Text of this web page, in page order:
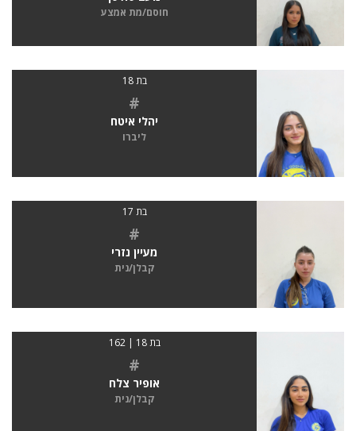
חוסם/מת אמצע
בת 18
#
יהלי איטח
ליברו
בת 17
#
מעיין נזרי
קבלן/נית
בת 18 | 162
#
אופיר צלח
קבלן/נית